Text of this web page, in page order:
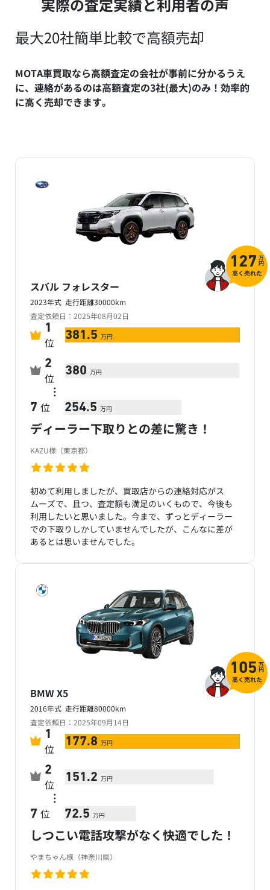
実際の査定実績と利用者の声
最大20社簡単比較で高額売却
MOTA車買取なら高額査定の会社が事前に分かるうえ
に、連絡があるのは高額査定の3社(最大)のみ！効率的
に高く売却できます。
スバル フォレスター
2023年式 走行距離30000km
査定依頼日：2025年08月02日
ディーラー下取りとの差に驚き！
KAZU様（東京都）
初めて利用しましたが、買取店からの連絡対応がス
ムーズで、且つ、査定額も満足のいくもので、今後も
利用したいと思いました。今まで、ずっとディーラー
での下取りしかしていませんでしたが、こんなに差が
あるとは思いませんでした。
127 万
円
高く売れた
1
位 381.5 万円
2
位 380 万円
…
7 位 254.5 万円
BMW X5
2016年式 走行距離80000km
査定依頼日：2025年09月14日
しつこい電話攻撃がなく快適でした！
やまちゃん様（神奈川県）
105 万
円
高く売れた
1
位 177.8 万円
2
位 151.2 万円
…
7 位 72.5 万円